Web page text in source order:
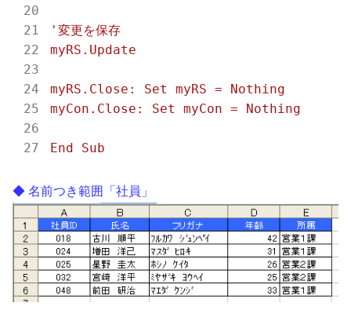
'変更を保存
myRS.Update
myRS.Close: Set myRS = Nothing
myCon.Close: Set myCon = Nothing
名前つき範囲「社員」